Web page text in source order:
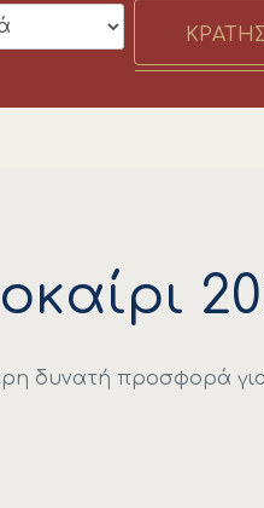
δυνατή προσφορά